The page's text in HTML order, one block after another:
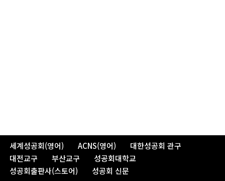
세계성공회(영어) ACNS(영어)
대한성공회 관구
대전교구
부산교구
성공회대학교
성공회출판사(스토어)
성공회 신문